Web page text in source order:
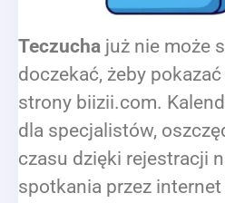
Teczucha już nie może
doczekać, żeby pokazać
strony biizii.com.
dla specjalistów,
czasu dzięki rejestracji
spotkania przez